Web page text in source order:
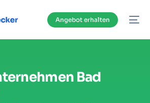
Angebot erhalten
Bad